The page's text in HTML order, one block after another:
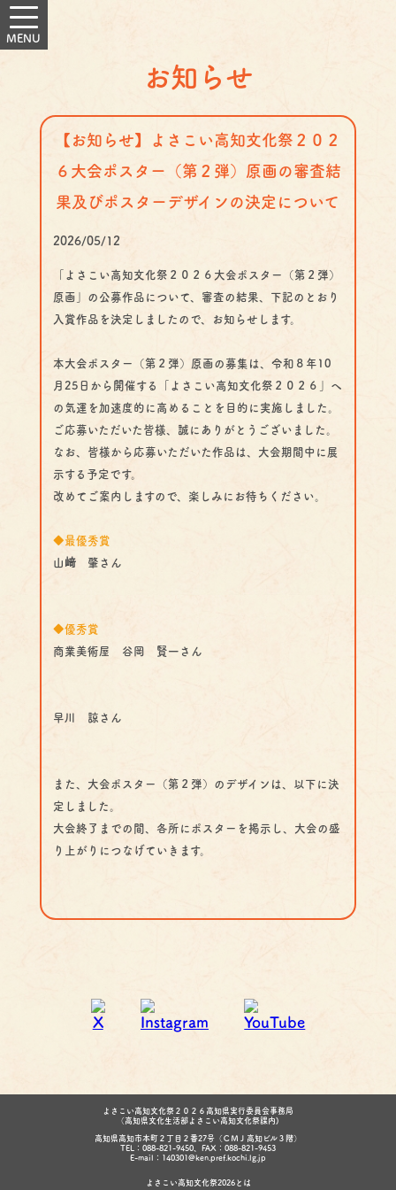
お知らせ
【お知らせ】よさこい高知文化祭２０２
６大会ポスター（第２弾）原画の審査結
果及びポスターデザインの決定について
2026/05/12
「よさこい高知文化祭２０２６大会ポスター（第２弾）
原画」の公募作品について、審査の結果、下記のとおり
入賞作品を決定しましたので、お知らせします。
本大会ポスター（第２弾）原画の募集は、令和８年10
月25日から開催する「よさこい高知文化祭２０２６」へ
の気運を加速度的に高めることを目的に実施しました。
ご応募いただいた皆様、誠にありがとうございました。
なお、皆様から応募いただいた作品は、大会期間中に展
示する予定です。
改めてご案内しますので、楽しみにお待ちください。
◆最優秀賞
山﨑 肇さん
◆優秀賞
商業美術屋 谷岡 賢一さん
早川 諒さん
また、大会ポスター（第２弾）のデザインは、以下に決
定しました。
大会終了までの間、各所にポスターを掲示し、大会の盛
り上がりにつなげていきます。
よさこい高知文化祭２０２６高知県実行委員会事務局
（高知県文化生活部よさこい高知文化祭課内)
高知県高知市本町２丁目２番27号（ＣＭＪ高知ビル３階）
TEL：088-821-9450、FAX：088-821-9453
E-mail：140301@ken.pref.kochi.lg.jp
よさこい高知文化祭2026とは